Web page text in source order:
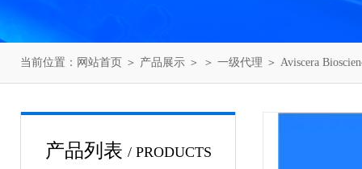
当前位置： 网站首页 ＞ 产品展示 ＞ ＞ 一级代理 ＞ Aviscera
产品列表 / PRODUCTS